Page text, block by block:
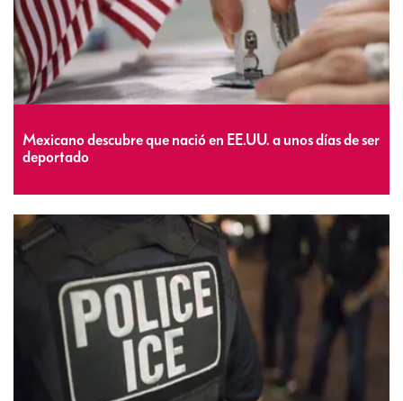
Mexicano descubre que nació en EE.UU. a unos días de ser
deportado